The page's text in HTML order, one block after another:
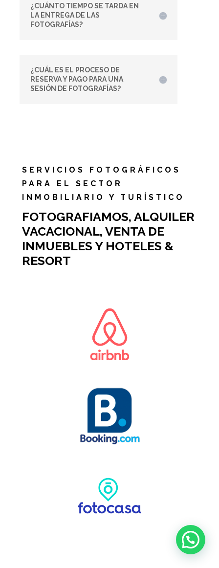
¿CUÁNTO TIEMPO SE TARDA EN
LA ENTREGA DE LAS
FOTOGRAFÍAS?
¿CUÁL ES EL PROCESO DE
RESERVA Y PAGO PARA UNA
SESIÓN DE FOTOGRAFÍAS?
SERVICIOS FOTOGRÁFICOS
PARA EL SECTOR
INMOBILIARIO Y TURÍSTICO
FOTOGRAFIAMOS, ALQUILER
VACACIONAL, VENTA DE
INMUEBLES Y HOTELES &
RESORT